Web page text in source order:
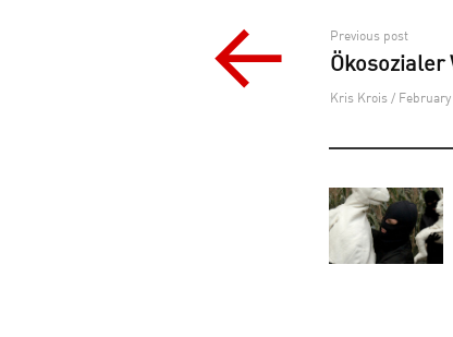
Post
navigation
Previous post
Ökosozialer
Kris Krois / February